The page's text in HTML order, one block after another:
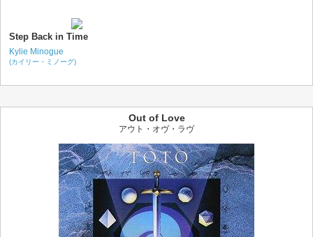
Step Back in Time
Kylie Minogue
(カイリー・ミノーグ)
Out of Love
アウト・オヴ・ラヴ